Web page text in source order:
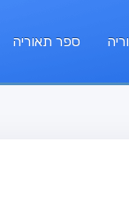
ספר תאוריה